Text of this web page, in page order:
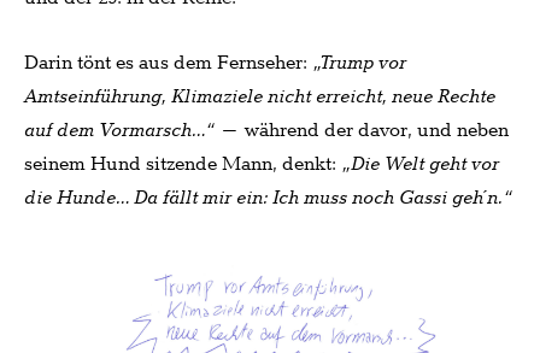
Darin tönt es aus dem Fernseher: „Trump vor
Amtseinführung, Klimaziele nicht erreicht, neue Rechte
auf dem Vormarsch…“ – während der davor, und neben
seinem Hund sitzende Mann, denkt: „Die Welt geht vor
die Hunde… Da fällt mir ein: Ich muss noch Gassi geh´n.“